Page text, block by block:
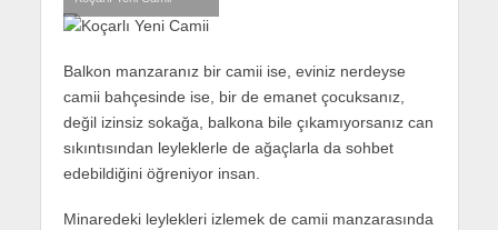
Balkon manzaranız bir camii ise, eviniz nerdeyse
camii bahçesinde ise, bir de emanet çocuksanız,
değil izinsiz sokağa, balkona bile çıkamıyorsanız can
sıkıntısından leyleklerle de ağaçlarla da sohbet
edebildiğini öğreniyor insan.
Minaredeki leylekleri izlemek de camii manzarasında